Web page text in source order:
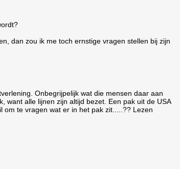
dan zou ik me toch ernstige vragen stellen bij zijn
Onbegrijpelijk wat die mensen daar aan
want alle lijnen zijn altijd bezet. Een pak uit de USA
om te vragen wat er in het pak zit.....?? Lezen